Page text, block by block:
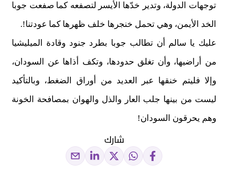
توجهات الدولة، وتدير خدّها الأيسر لتصفعه كما صفعت جوبا
الخد الأيمن، وهي تحمل خنجرها خلف ظهرها كما عودتنا!.
عليك يا سالم أن تطالب جوبا بطرد جنود وقادة الميليشيا
من أراضيها، وأن تغلق حدودها، وتكف أذاها عن السودان،
وإلا فليتم خنقها عبر العديد من أوراق الضغط، وبالتأكيد
ليست من بينها جلب العار والذل والهوان بمصافحة الخونة
وهم يحرقون السودان!
شارك